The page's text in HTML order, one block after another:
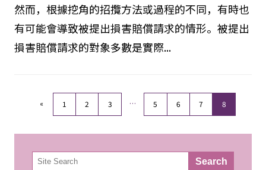
然而，根據挖角的招攬方法或過程的不同，有時也
有可能會導致被提出損害賠償請求的情形。被提出
損害賠償請求的對象多數是實際...
« 1 2 3 … 5 6 7 8
検
索 Search